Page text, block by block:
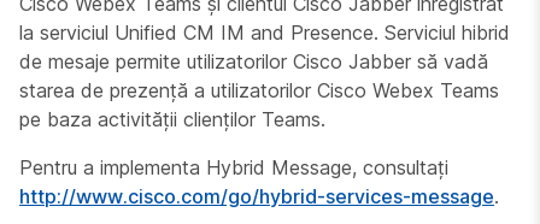
la serviciul Unified CM IM and Presence. Serviciul hibrid
de mesaje permite utilizatorilor Cisco Jabber să vadă
starea de prezență a utilizatorilor Cisco Webex Teams
pe baza activității clienților Teams.
Pentru a implementa Hybrid Message, consultați
http://www.cisco.com/go/hybrid-services-message.